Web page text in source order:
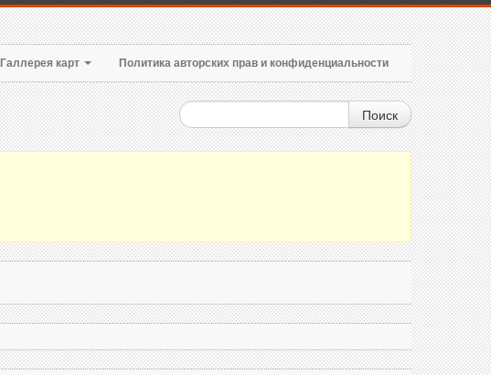
Галлерея карт Политика авторских прав и конфиденциальности
Поиск